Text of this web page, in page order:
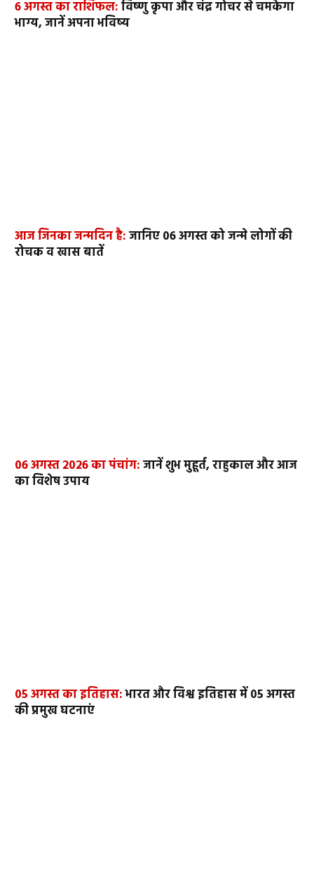
6 अगस्त का राशिफल:विष्णु कृपा और चंद्र गोचर से चमकेगा
भाग्य, जानें अपना भविष्य
आज जिनका जन्मदिन है:जानिए 06 अगस्त को जन्मे लोगों की
रोचक व खास बातें
06 अगस्त 2026 का पंचांग:जानें शुभ मुहूर्त, राहुकाल और आज
का विशेष उपाय
05 अगस्त का इतिहास:भारत और विश्व इतिहास में 05 अगस्त
की प्रमुख घटनाएं